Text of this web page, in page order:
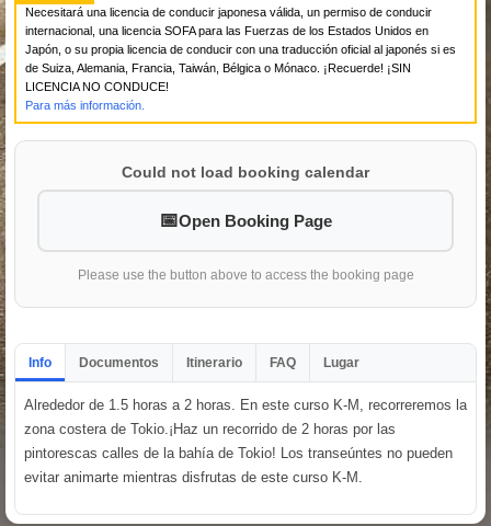
Necesitará una licencia de conducir japonesa válida, un permiso de conducir
internacional, una licencia SOFA para las Fuerzas de los Estados Unidos en
Japón, o su propia licencia de conducir con una traducción oficial al japonés si es
de Suiza, Alemania, Francia, Taiwán, Bélgica o Mónaco. ¡Recuerde! ¡SIN
LICENCIA NO CONDUCE!
Para más información.
Could not load booking calendar
Open Booking Page
Please use the button above to access the booking page
Info Documentos Itinerario FAQ Lugar
Alrededor de 1.5 horas a 2 horas. En este curso K-M, recorreremos la
zona costera de Tokio.¡Haz un recorrido de 2 horas por las
pintorescas calles de la bahía de Tokio! Los transeúntes no pueden
evitar animarte mientras disfrutas de este curso K-M.